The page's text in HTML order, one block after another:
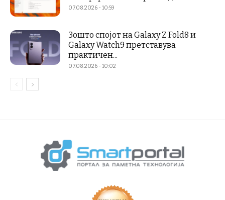
07.08.2026 - 10:59
Зошто спојот на Galaxy Z Fold8 и
Galaxy Watch9 претставува
практичен...
07.08.2026 - 10:02